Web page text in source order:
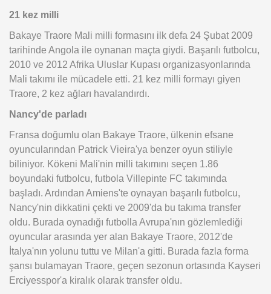
21 kez milli
Bakaye Traore Mali milli formasını ilk defa 24 Şubat 2009
tarihinde Angola ile oynanan maçta giydi. Başarılı futbolcu,
2010 ve 2012 Afrika Uluslar Kupası organizasyonlarında
Mali takımı ile mücadele etti. 21 kez milli formayı giyen
Traore, 2 kez ağları havalandırdı.
Nancy'de parladı
Fransa doğumlu olan Bakaye Traore, ülkenin efsane
oyuncularından Patrick Vieira'ya benzer oyun stiliyle
biliniyor. Kökeni Mali'nin milli takımını seçen 1.86
boyundaki futbolcu, futbola Villepinte FC takımında
başladı. Ardından Amiens'te oynayan başarılı futbolcu,
Nancy'nin dikkatini çekti ve 2009'da bu takıma transfer
oldu. Burada oynadığı futbolla Avrupa'nın gözlemlediği
oyuncular arasında yer alan Bakaye Traore, 2012'de
İtalya'nın yolunu tuttu ve Milan'a gitti. Burada fazla forma
şansı bulamayan Traore, geçen sezonun ortasında Kayseri
Erciyesspor'a kiralık olarak transfer oldu.